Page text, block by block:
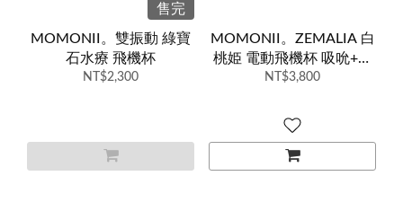
售完
MOMONII。雙振動 綠寶
石水療 飛機杯
NT$2,300
MOMONII。ZEMALIA 白
桃姫 電動飛機杯 吸吮+振
動
NT$3,800